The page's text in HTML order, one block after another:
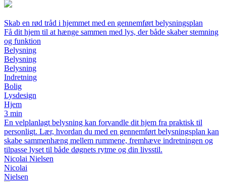
Skab en rød tråd i hjemmet med en gennemført belysningsplan
Få dit hjem til at hænge sammen med lys, der både skaber stemning
og funktion
Belysning
Belysning
Belysning
Indretning
Bolig
Lysdesign
Hjem
3 min
En velplanlagt belysning kan forvandle dit hjem fra praktisk til
personligt. Lær, hvordan du med en gennemført belysningsplan kan
skabe sammenhæng mellem rummene, fremhæve indretningen og
tilpasse lyset til både døgnets rytme og din livsstil.
Nicolai Nielsen
Nicolai
Nielsen